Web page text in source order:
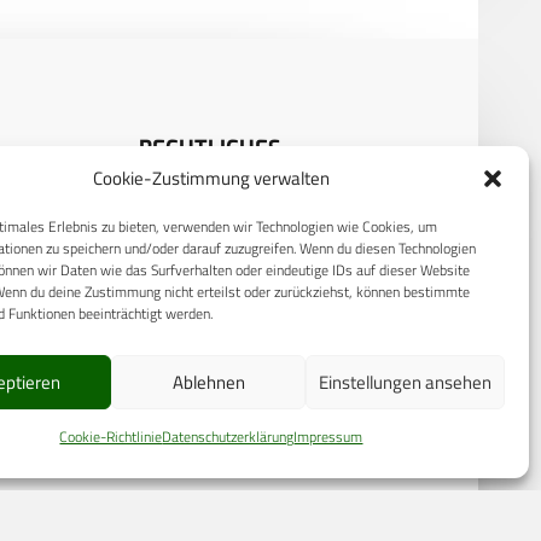
Cookie-Zustimmung verwalten
Erlebnis zu bieten, verwenden wir Technologien wie Cookies, um
zu speichern und/oder darauf zuzugreifen. Wenn du diesen Technologien
wir Daten wie das Surfverhalten oder eindeutige IDs auf dieser Website
du deine Zustimmung nicht erteilst oder zurückziehst, können bestimmte
Funktionen beeinträchtigt werden.
Ablehnen Einstellungen ansehen
Cookie-RichtlinieDatenschutzerklärungImpressum
RECHTLICHES
Cookie-Richtlinie (EU)
AGB
Compliance